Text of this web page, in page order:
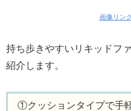
画像リン
持ち歩きやすいリキッドフ
紹介します。
①クッションタイプで手